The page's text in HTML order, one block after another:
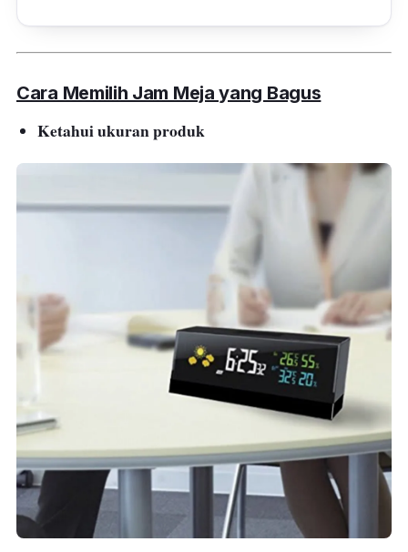
Cara Memilih Jam Meja yang Bagus
Ketahui ukuran produk